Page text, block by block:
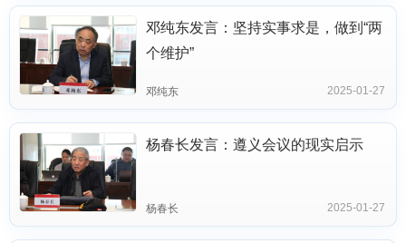
邓纯东发言：坚持实事求是，做到“两
个维护”
邓纯东 2025-01-27
杨春长发言：遵义会议的现实启示
杨春长 2025-01-27